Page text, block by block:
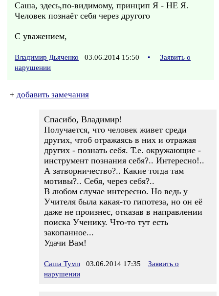
Саша, здесь,по-видимому, принцип Я - НЕ Я.
Человек познаёт себя через другого
С уважением,
Владимир Дьяченко 03.06.2014 15:50 •
Заявить о
нарушении
+ добавить замечания
Спасибо, Владимир!
Получается, что человек живет среди
других, чтоб отражаясь в них и отражая
других - познать себя. Т.е. окружающие -
инструмент познания себя?.. Интересно!..
А затворничество?.. Какие тогда там
мотивы?.. Себя, через себя?..
В любом случае интересно. Но ведь у
Учителя была какая-то гипотеза, но он её
даже не произнес, отказав в направлении
поиска Ученику. Что-то тут есть
закопанное...
Удачи Вам!
Саша Тумп 03.06.2014 17:35
Заявить о
нарушении